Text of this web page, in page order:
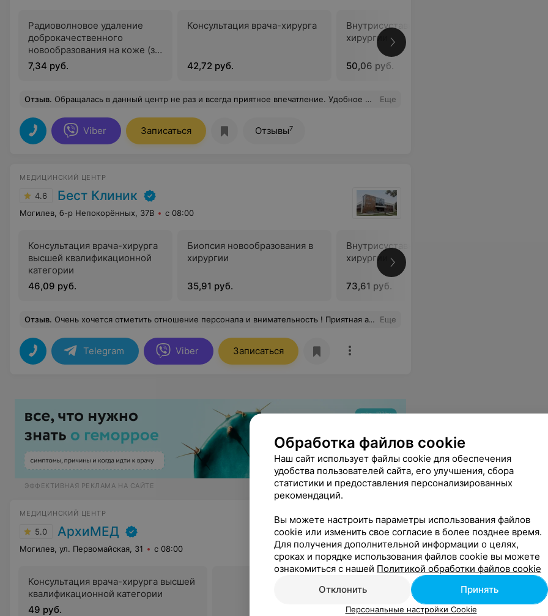
Радиоволновое удаление
доброкачественного
новообразования на коже (за
1мм)
7,34 руб.
Консультация врача-хирурга
42,72 руб.
Внутрисуставная блокада в
хирургии
50,06 руб.
Отзыв. Обращалась в данный центр не раз и всегда приятное впечатление. Удобное расположение - в центре города, чисто и аккуратно. Девочки в регистратуре быстро решат любой вопрос, всегда вежливые и приветливые. Гинеколог - Бейзерова Светлана Юрьевна - очень аккуратный и компетентный специалист, никаких лишних назначений. Свекровь была у ангиохирурга - Раговского, осталась очень довольна. Прием всегда по времени. Всем рекомендую этот центр. Еще
Viber Записаться Отзывы7
МЕДИЦИНСКИЙ ЦЕНТР
4.6 Бест Клиник
Могилев, б-р Непокорённых, 37В с 08:00
Консультация врача-хирурга
высшей квалификационной
категории
46,09 руб.
Биопсия новообразования в
хирургии
35,91 руб.
Внутрисуставная блокада в
хирургии
73,61 руб.
Отзыв. Очень хочется отметить отношение персонала и внимательность ! Приятная атмосфера. Ходили с мужем на узи ребенка , лучшее узи за мою беременность ! Врач Жилинская Ольга Владимировна , специалист замечательный , ответственная, добрая . Я вышла под большим впечатлением ) Всем советую гениколога именно ее ! Еще
Telegram Viber Записаться
ЭФФЕКТИВНАЯ РЕКЛАМА НА САЙТЕ
МЕДИЦИНСКИЙ ЦЕНТР
5.0 АрхиМЕД
Могилев, ул. Первомайская, 31 с 08:00
Консультация врача-хирурга высшей
квалификационной категории
49 руб.
Все цены
Обработка файлов cookie
Наш сайт использует файлы cookie для обеспечения
удобства пользователей сайта, его улучшения, сбора
статистики и предоставления персонализированных
рекомендаций.
Вы можете настроить параметры использования файлов
cookie или изменить свое согласие в более позднее время.
Для получения дополнительной информации о целях,
сроках и порядке использования файлов cookie вы можете
ознакомиться с нашей Политикой обработки файлов cookie
Отклонить
Принять
Персональные настройки Cookie